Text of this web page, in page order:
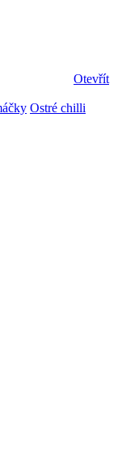
Otevřít
Ostré chilli